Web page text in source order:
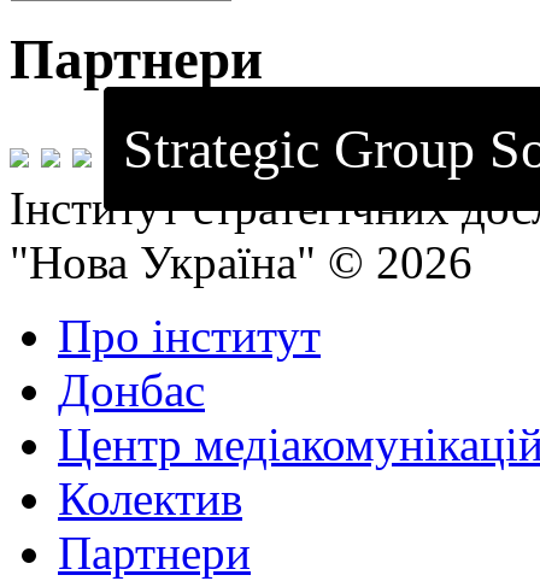
Партнери
Strategic Group
Інститут стратегічних
"Нова Україна" © 2026
Про інститут
Донбас
Центр
Колектив
Партнери